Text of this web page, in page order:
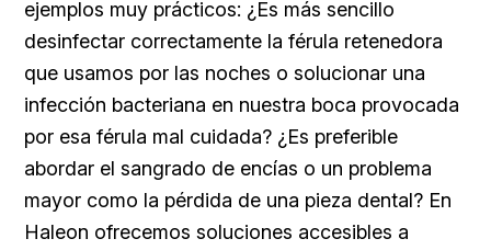
ejemplos muy prácticos: ¿Es más sencillo
desinfectar correctamente la férula retenedora
que usamos por las noches o solucionar una
infección bacteriana en nuestra boca provocada
por esa férula mal cuidada? ¿Es preferible
abordar el sangrado de encías o un problema
mayor como la pérdida de una pieza dental? En
Haleon ofrecemos soluciones accesibles a